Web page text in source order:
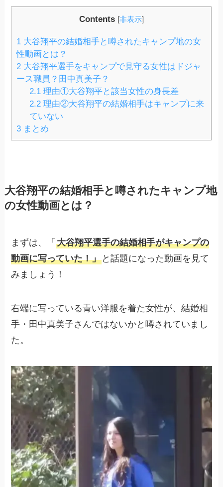
Contents [非表示]
1 大谷翔平の結婚相手と噂されたキャンプ地の女
性動画とは？
2 大谷翔平選手をキャンプで見守る女性はドジャ
ース職員？田中真美子？
2.1理由①大谷翔平と該当女性の身長差
2.2理由②大谷翔平の結婚相手はキャンプに来
ていない
3 まとめ
大谷翔平の結婚相手と噂されたキャンプ地
の女性動画とは？
まずは、「大谷翔平選手の結婚相手がキャンプの
動画に写っていた！」 と話題になった動画を見て
みましょう！
右端に写っている青い洋服を着た女性が、結婚相
手・田中真美子さんではないかと噂されていまし
た。